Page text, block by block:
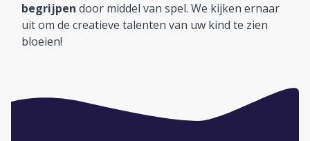
begrijpen door middel van spel. We kijken ernaar
uit om de creatieve talenten van uw kind te zien
bloeien!